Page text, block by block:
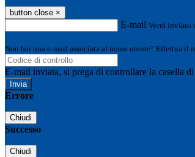
button close ×
E-mail Verrà inviato
Non hai una e-mail associata al nome utente? Effettua il
E-mail inviata, si prega di controllare la casella
Errore
Chiudi
Successo
Chiudi